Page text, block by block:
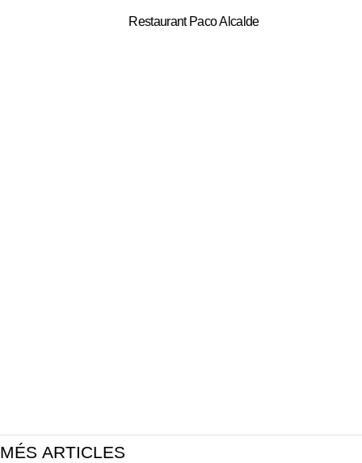
Restaurant Paco Alcalde
MÉS ARTICLES